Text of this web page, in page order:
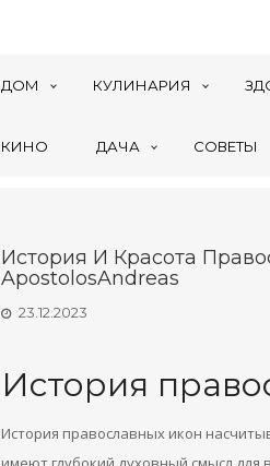
ДОМ КУЛИНАРИЯ
КИНО ДАЧА СОВЕТЫ
История И Красота
ApostolosAndreas
23.12.2023
История
История православных икон